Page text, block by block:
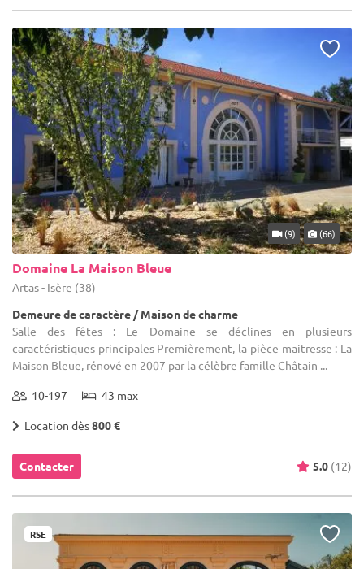
(9) (66)
Domaine La Maison Bleue
Artas - Isère (38)
Demeure de caractère / Maison de charme
Salle des fêtes : Le Domaine se déclines en plusieurs
caractéristiques principales Premièrement, la pièce maitresse : La
Maison Bleue, rénové en 2007 par la célèbre famille Châtain ...
10-197 43 max
Location dès800 €
Contacter 5.0 (12)
RSE